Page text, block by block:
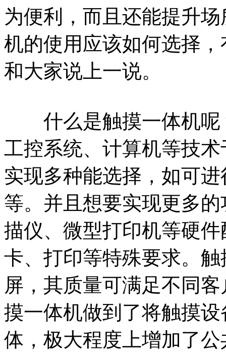
为便利，而且还能提升
机的使用应该如何选择
和大家说上一说。
什么是触摸一体机呢
工控系统、计算机等技
实现多种能选择，如可
等。并且想要实现更多
描仪、微型打印机等硬
卡、打印等特殊要求。
屏，其质量可满足不同
摸一体机做到了将触摸
体，极大程度上增加了